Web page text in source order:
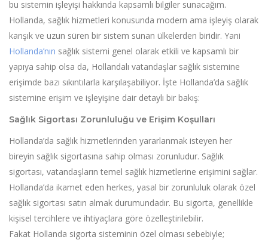
bu sistemin işleyişi hakkında kapsamlı bilgiler sunacağım.
Hollanda, sağlık hizmetleri konusunda modern ama işleyiş olarak
karışık ve uzun süren bir sistem sunan ülkelerden biridir. Yani
Hollanda’nın sağlık sistemi genel olarak etkili ve kapsamlı bir
yapıya sahip olsa da, Hollandalı vatandaşlar sağlık sistemine
erişimde bazı sıkıntılarla karşılaşabiliyor. İşte Hollanda’da sağlık
sistemine erişim ve işleyişine dair detaylı bir bakış:
Sağlık Sigortası Zorunluluğu ve Erişim Koşulları
Hollanda’da sağlık hizmetlerinden yararlanmak isteyen her
bireyin sağlık sigortasına sahip olması zorunludur. Sağlık
sigortası, vatandaşların temel sağlık hizmetlerine erişimini sağlar.
Hollanda’da ikamet eden herkes, yasal bir zorunluluk olarak özel
sağlık sigortası satın almak durumundadır. Bu sigorta, genellikle
kişisel tercihlere ve ihtiyaçlara göre özelleştirilebilir.
Fakat Hollanda sigorta sisteminin özel olması sebebiyle;